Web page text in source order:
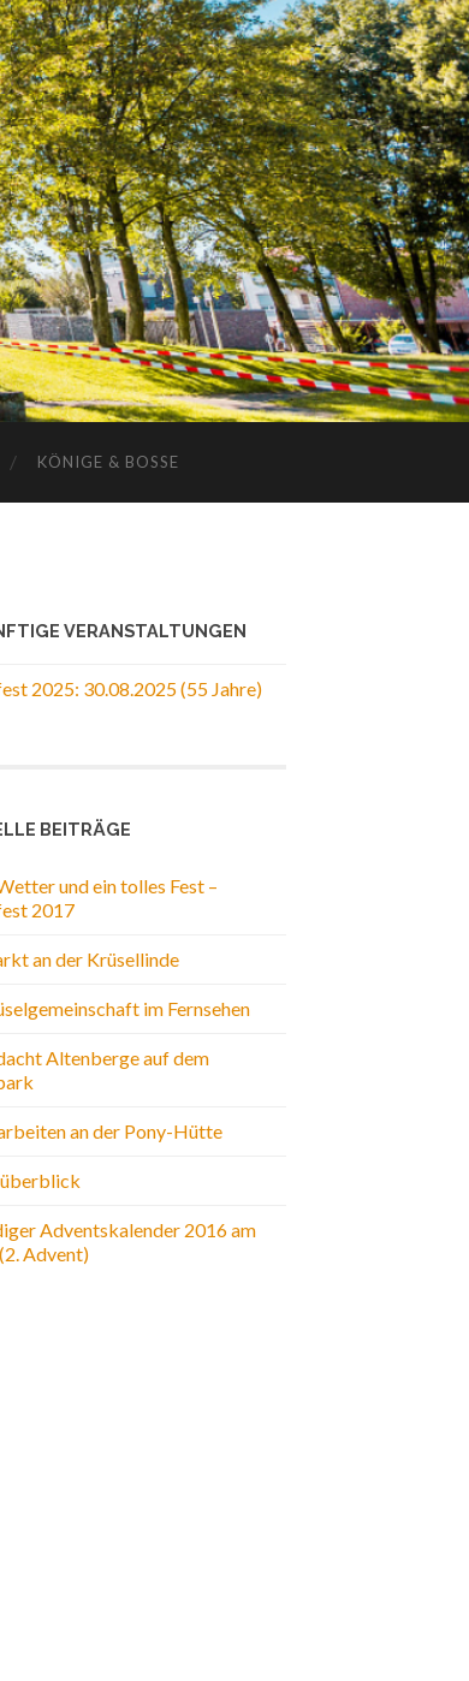
KÖNIGE & BOSSE
VERANSTALTUNGEN
2025: 30.08.2025 (55 Jahre)
BEITRÄGE
und ein tolles Fest –
2017
an der Krüsellinde
im Fernsehen
Altenberge auf dem
an der Pony-Hütte
Adventskalender 2016 am
Advent)